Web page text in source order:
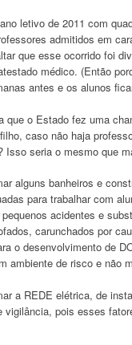
letivo de 2011 com
admitidos em
que esse ocorrido foi
médico. (Então
antes e os alunos
o Estado fez uma
caso não haja
Isso seria o mesmo que
alguns banheiros e
para trabalhar com
acidentes e
carunchados por
o desenvolvimento de
ambiente de risco e não
a REDE elétrica, de
vigilância, pois esses